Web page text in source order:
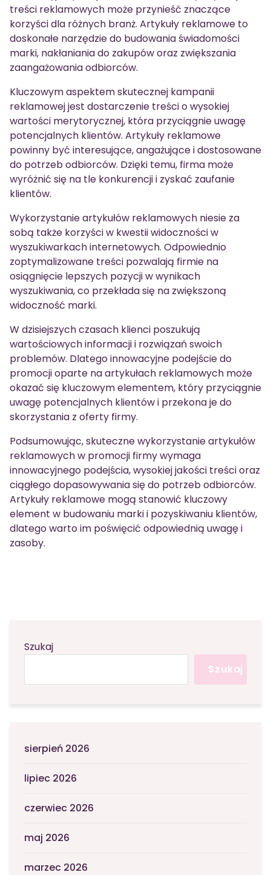
treści reklamowych może przynieść znaczące
korzyści dla różnych branż. Artykuły reklamowe to
doskonałe narzędzie do budowania świadomości
marki, nakłaniania do zakupów oraz zwiększania
zaangażowania odbiorców.
Kluczowym aspektem skutecznej kampanii
reklamowej jest dostarczenie treści o wysokiej
wartości merytorycznej, która przyciągnie uwagę
potencjalnych klientów. Artykuły reklamowe
powinny być interesujące, angażujące i dostosowane
do potrzeb odbiorców. Dzięki temu, firma może
wyróżnić się na tle konkurencji i zyskać zaufanie
klientów.
Wykorzystanie artykułów reklamowych niesie za
sobą także korzyści w kwestii widoczności w
wyszukiwarkach internetowych. Odpowiednio
zoptymalizowane treści pozwalają firmie na
osiągnięcie lepszych pozycji w wynikach
wyszukiwania, co przekłada się na zwiększoną
widoczność marki.
W dzisiejszych czasach klienci poszukują
wartościowych informacji i rozwiązań swoich
problemów. Dlatego innowacyjne podejście do
promocji oparte na artykułach reklamowych może
okazać się kluczowym elementem, który przyciągnie
uwagę potencjalnych klientów i przekona je do
skorzystania z oferty firmy.
Podsumowując, skuteczne wykorzystanie artykułów
reklamowych w promocji firmy wymaga
innowacyjnego podejścia, wysokiej jakości treści oraz
ciągłego dopasowywania się do potrzeb odbiorców.
Artykuły reklamowe mogą stanowić kluczowy
element w budowaniu marki i pozyskiwaniu klientów,
dlatego warto im poświęcić odpowiednią uwagę i
zasoby.
Szukaj
Szukaj
sierpień 2026
lipiec 2026
czerwiec 2026
maj 2026
marzec 2026